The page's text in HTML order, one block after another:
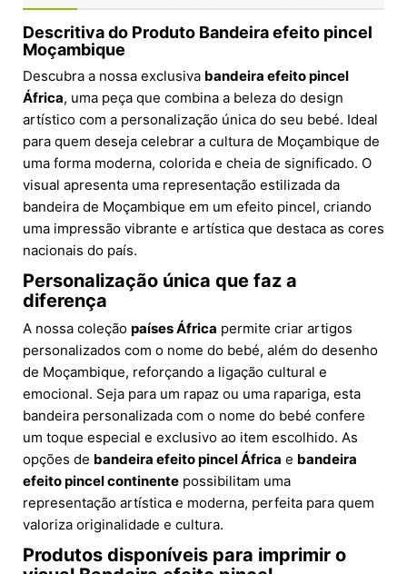
Descritiva do Produto Bandeira efeito pincel
Moçambique
Descubra a nossa exclusiva bandeira efeito pincel
África, uma peça que combina a beleza do design
artístico com a personalização única do seu bebé. Ideal
para quem deseja celebrar a cultura de Moçambique de
uma forma moderna, colorida e cheia de significado. O
visual apresenta uma representação estilizada da
bandeira de Moçambique em um efeito pincel, criando
uma impressão vibrante e artística que destaca as cores
nacionais do país.
Personalização única que faz a
diferença
A nossa coleção países África permite criar artigos
personalizados com o nome do bebé, além do desenho
de Moçambique, reforçando a ligação cultural e
emocional. Seja para um rapaz ou uma rapariga, esta
bandeira personalizada com o nome do bebé confere
um toque especial e exclusivo ao item escolhido. As
opções de bandeira efeito pincel África e bandeira
efeito pincel continente possibilitam uma
representação artística e moderna, perfeita para quem
valoriza originalidade e cultura.
Produtos disponíveis para imprimir o